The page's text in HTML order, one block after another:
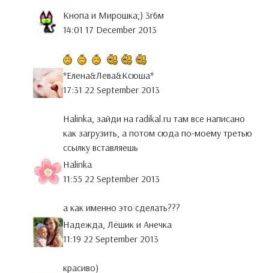
Кнопа и Мирошка;) 3г6м
14:01 17 December 2013
*Елена&Лева&Ксюша*
17:31 22 September 2013
Halinka, зайди на radikal.ru там все написано
как загрузить, а потом сюда по-моему третью
ссылку вставляешь
Halinka
11:55 22 September 2013
а как именно это сделать???
Надежда, Лёшик и Анечка
11:19 22 September 2013
красиво)